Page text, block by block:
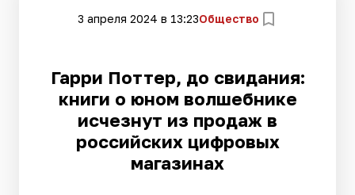
3 апреля 2024 в 13:23Общество
Гарри Поттер, до свидания:
книги о юном волшебнике
исчезнут из продаж в
российских цифровых
магазинах